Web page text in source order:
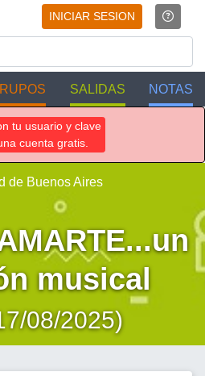
INICIAR SESION
SALIDAS NOTAS
tu usuario y clave
cuenta gratis.
de Buenos Aires
musical
08/2025)